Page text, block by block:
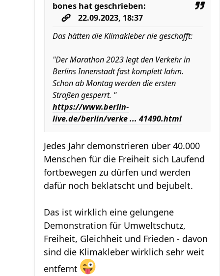
bones hat geschrieben:
22.09.2023, 18:37
Das hätten die Klimakleber nie geschafft:
"Der Marathon 2023 legt den Verkehr in
Berlins Innenstadt fast komplett lahm.
Schon ab Montag werden die ersten
Straßen gesperrt. "
https://www.berlin-
live.de/berlin/verke ... 41490.html
Jedes Jahr demonstrieren über 40.000
Menschen für die Freiheit sich Laufend
fortbewegen zu dürfen und werden
dafür noch beklatscht und bejubelt.
Das ist wirklich eine gelungene
Demonstration für Umweltschutz,
Freiheit, Gleichheit und Frieden - davon
sind die Klimakleber wirklich sehr weit
entfernt